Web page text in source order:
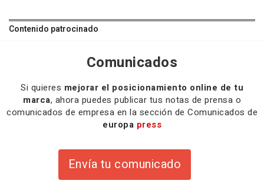
Contenido patrocinado
Comunicados
Si quieres mejorar el posicionamiento online de tu
marca, ahora puedes publicar tus notas de prensa o
comunicados de empresa en la sección de Comunicados de
europa press
Envía tu comunicado